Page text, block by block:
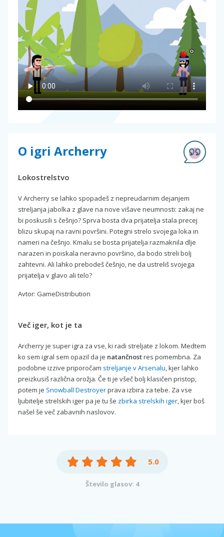
O igri Archerry
Lokostrelstvo
V Archerry se lahko spopadeš z nepreudarnim dejanjem
streljanja jabolka z glave na nove višave neumnosti: zakaj ne
bi poskusili s češnjo? Sprva bosta dva prijatelja stala precej
blizu skupaj na ravni površini. Potegni strelo svojega loka in
nameri na češnjo. Kmalu se bosta prijatelja razmaknila dlje
narazen in poiskala neravno površino, da bodo streli bolj
zahtevni. Ali lahko prebodeš češnjo, ne da ustreliš svojega
prijatelja v glavo ali telo?
Avtor: GameDistribution
Več iger, kot je ta
Archerry je super igra za vse, ki radi streljate z lokom. Medtem
ko sem igral sem opazil da je natančnostres pomembna. Za
podobne izzive priporočam streljanje v Arsenalu, kjer lahko
preizkusiš različna orožja. Če ti je všeč bolj klasičen pristop,
potem je Snowball Destroyerprava izbira za tebe. Za vse
ljubitelje strelskih iger pa je tu še zbirka strelskih iger, kjer boš
našel še več zabavnih naslovov.
5.0
Število glasov: 4